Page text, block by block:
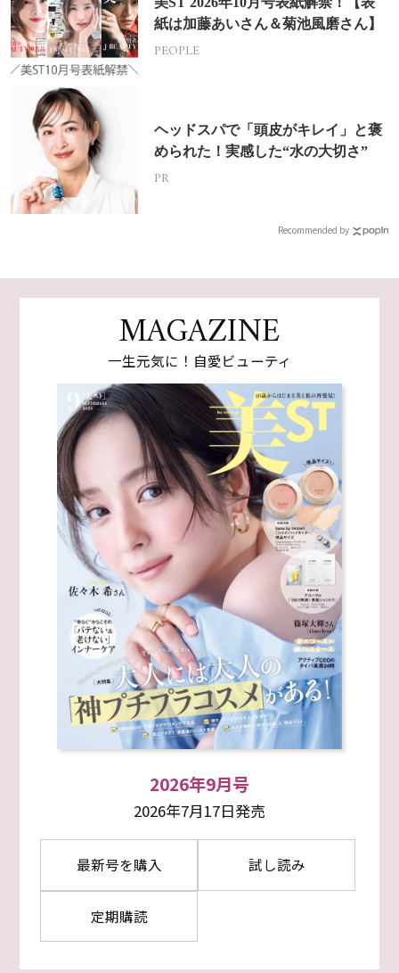
紙は加藤あいさん＆菊池風磨さん】
PEOPLE
ヘッドスパで「頭皮がキレイ」と褒
められた！実感した“水の大切さ”
PR
Recommended by
MAGAZINE
一生元気に！自愛ビューティ
2026年9月号
2026年7月17日発売
最新号を購入 試し読み
定期購読